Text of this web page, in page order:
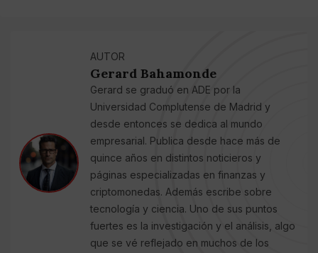
AUTOR
Gerard Bahamonde
Gerard se graduó en ADE por la
Universidad Complutense de Madrid y
desde entonces se dedica al mundo
empresarial. Publica desde hace más de
quince años en distintos noticieros y
páginas especializadas en finanzas y
criptomonedas. Además escribe sobre
tecnología y ciencia. Uno de sus puntos
fuertes es la investigación y el análisis, algo
que se vé reflejado en muchos de los